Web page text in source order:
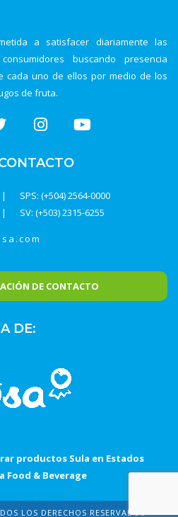
a satisfacer diariamente las
buscando presencia
cada uno de ellos por medio de los
de fruta.
SPS: (+504) 2564-0000
SV: (+503) 2315-6255
DE CONTACTO
DE:
productos Sula en Estados
Food & Beverage
LOS DERECHOS RESERVADOS